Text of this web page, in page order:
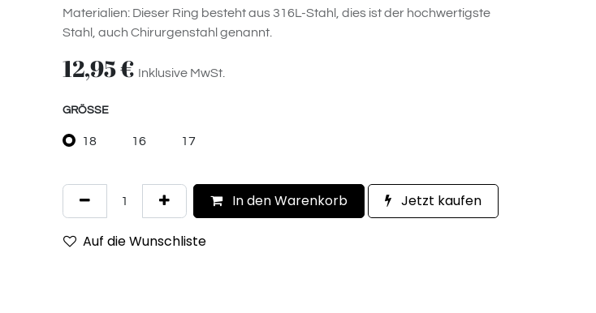
Materialien: Dieser Ring besteht aus 316L-Stahl, dies ist der hochwertigste
Stahl, auch Chirurgenstahl genannt.
12,95€ Inklusive MwSt.
GRÖSSE
18 16 17
In den Warenkorb Jetzt kaufen
Auf die Wunschliste